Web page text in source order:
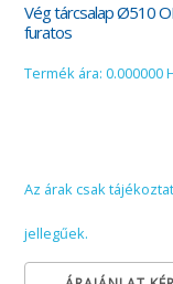
Vég tárcsalap Ø510
furatos
Termék ára: 0.000000
Az árak csak
jellegűek.